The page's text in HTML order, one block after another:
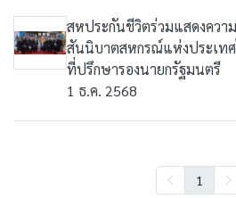
สหประกันชีวิตร่วมแสดงควา
สันนิบาตสหกรณ์แห่งประเท
ที่ปรึกษารองนายกรัฐมนตรี
1 ธ.ค. 2568
1